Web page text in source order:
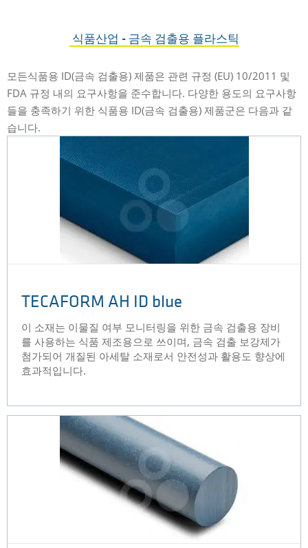
식품산업 - 금속 검출용 플라스틱
모든식품용 ID(금속 검출용) 제품은 관련 규정 (EU) 10/2011 및
FDA 규정 내의 요구사항을 준수합니다. 다양한 용도의 요구사항
들을 충족하기 위한 식품용 ID(금속 검출용) 제품군은 다음과 같
습니다.
TECAFORM AH ID blue
이 소재는 이물질 여부 모니터링을 위한 금속 검출용 장비
를 사용하는 식품 제조용으로 쓰이며, 금속 검출 보강제가
첨가되어 개질된 아세탈 소재로서 안전성과 활용도 향상에
효과적입니다.